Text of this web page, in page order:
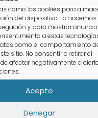
como las cookies para
del dispositivo. Lo
y para mostrar
a estas
como el comportamiento
sitio. No consentir o retirar el
afectar negativamente a
Acepto
Denegar